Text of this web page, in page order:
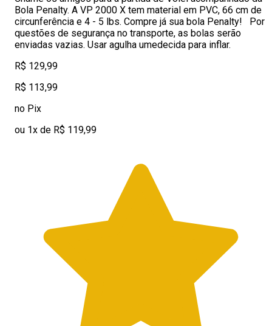
Bola Penalty. A VP 2000 X tem material em PVC, 66 cm de
circunferência e 4 - 5 lbs. Compre já sua bola Penalty! Por
questões de segurança no transporte, as bolas serão
enviadas vazias. Usar agulha umedecida para inflar.
R$ 129,99
R$ 113,99
no Pix
ou 1x de R$ 119,99